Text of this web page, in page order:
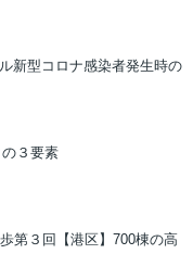
新型コロナ感染者発生時の
の３要素
第３回【港区】700棟の高